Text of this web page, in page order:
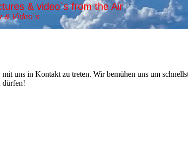
& video`s from the Air
& Video`s
mit uns in Kontakt zu treten. Wir bemühen uns um
dürfen!